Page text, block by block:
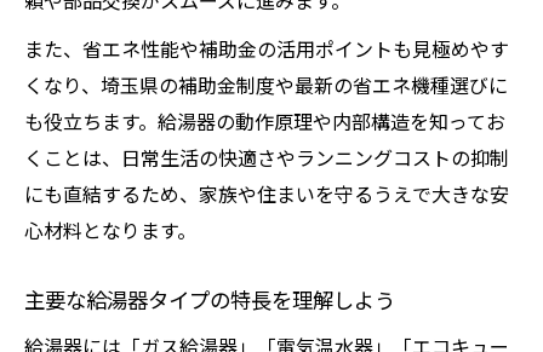
また、省エネ性能や補助金の活用ポイントも見極めやす
くなり、埼玉県の補助金制度や最新の省エネ機種選びに
も役立ちます。給湯器の動作原理や内部構造を知ってお
くことは、日常生活の快適さやランニングコストの抑制
にも直結するため、家族や住まいを守るうえで大きな安
心材料となります。
主要な給湯器タイプの特長を理解しよう
給湯器には「ガス給湯器」「電気温水器」「エコキュー